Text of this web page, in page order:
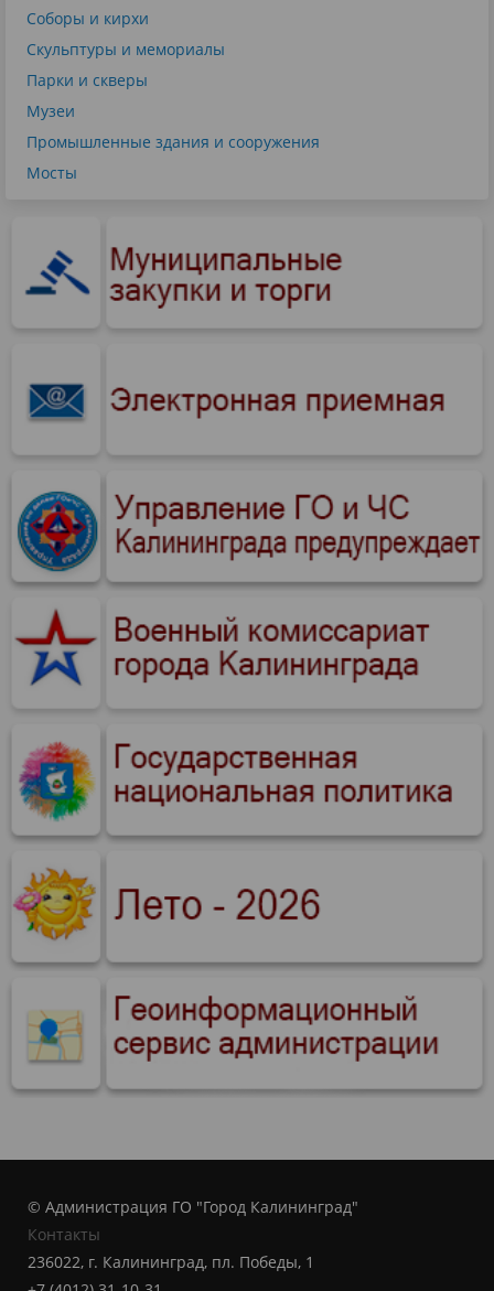
Соборы и кирхи
Скульптуры и мемориалы
Парки и скверы
Музеи
Промышленные здания и сооружения
Мосты
© Администрация ГО "Город Калининград"
Контакты
236022, г. Калининград, пл. Победы, 1